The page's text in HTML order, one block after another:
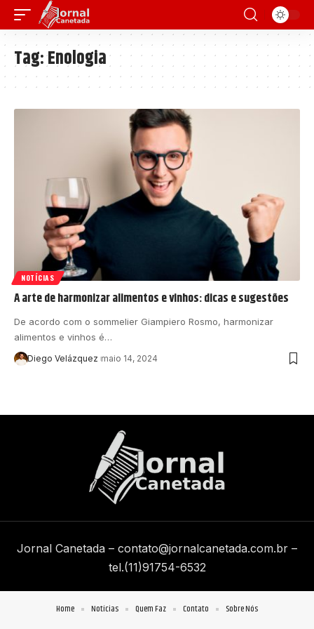
Tag:Enologia
NOTÍCIAS
A arte de harmonizar alimentos e vinhos: dicas e sugestões
De acordo com o sommelier Giampiero Rosmo, harmonizar
alimentos e vinhos é…
Diego Velázquez maio 14, 2024
Jornal Canetada – contato@jornalcanetada.com.br –
tel.(11)91754-6532
Home Notícias Quem Faz Contato Sobre Nós